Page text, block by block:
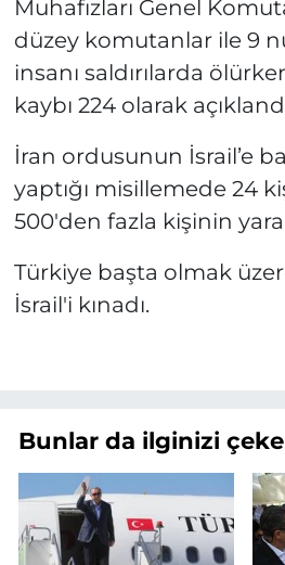
Muhafızları Genel
düzey komutanlar ile 9
insanı saldırılarda
kaybı 224 olarak
İran ordusunun İsrail’e
yaptığı misillemede 24
500'den fazla kişinin
Türkiye başta olmak
İsrail'i kınadı.
Bunlar da ilginizi